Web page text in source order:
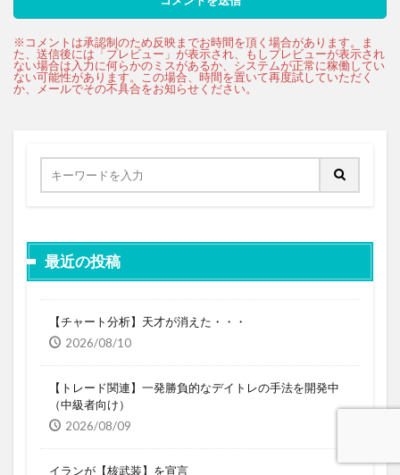
最近の投稿
【チャート分析】天才が消えた・・・
2026/08/10
【トレード関連】一発勝負的なデイトレの手法を開発中
（中級者向け）
2026/08/09
イランが【核武装】を宣言